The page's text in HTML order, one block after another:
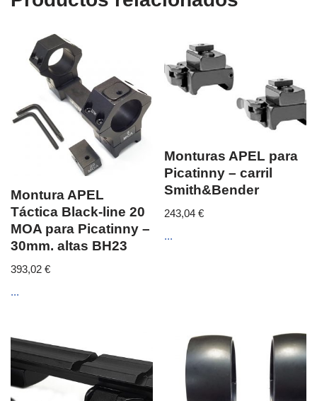
Montura APEL
Táctica Black-line 20
MOA para Picatinny –
30mm. altas BH23
393,02 €
...
Monturas APEL para
Picatinny – carril
Smith&Bender
243,04€
...